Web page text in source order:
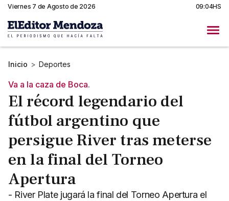
Viernes 7 de Agosto de 2026 09:04HS
Inicio > Deportes
Va a la caza de Boca.
El récord legendario del
fútbol argentino que
persigue River tras meterse
en la final del Torneo
Apertura
- River Plate jugará la final del Torneo Apertura el